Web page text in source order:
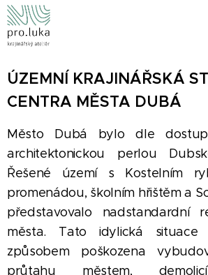
ÚZEMNÍ KRAJINÁŘSKÁ
CENTRA MĚSTA DUBÁ
Město Dubá bylo dle
architektonickou perlou
Řešené území s Kostelním
promenádou, školním hřištěm a
představovalo nadstandardní
města. Tato idylická situace
způsobem poškozena
průtahu městem,